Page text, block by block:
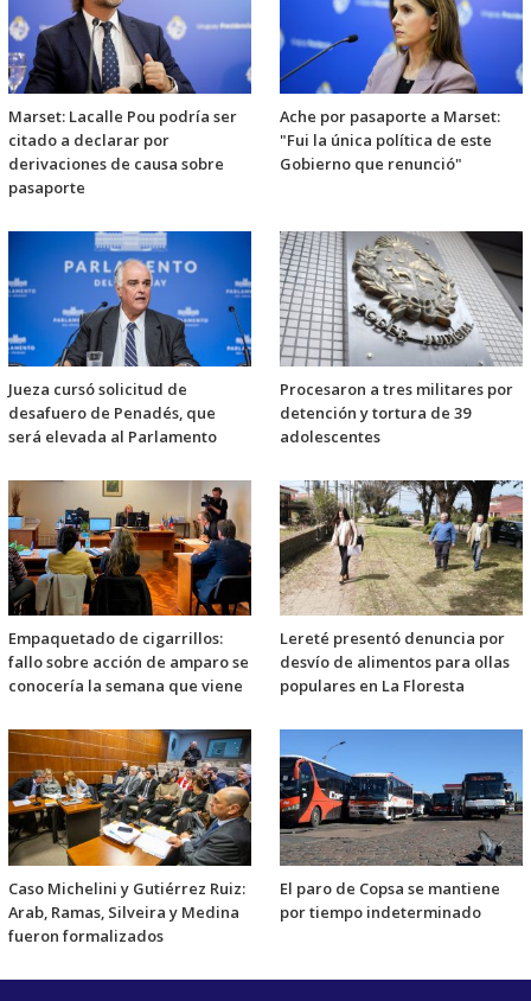
Marset: Lacalle Pou podría ser
citado a declarar por
derivaciones de causa sobre
pasaporte
Ache por pasaporte a Marset:
"Fui la única política de este
Gobierno que renunció"
Jueza cursó solicitud de
desafuero de Penadés, que
será elevada al Parlamento
Procesaron a tres militares por
detención y tortura de 39
adolescentes
Empaquetado de cigarrillos:
fallo sobre acción de amparo se
conocería la semana que viene
Lereté presentó denuncia por
desvío de alimentos para ollas
populares en La Floresta
Caso Michelini y Gutiérrez Ruiz:
Arab, Ramas, Silveira y Medina
fueron formalizados
El paro de Copsa se mantiene
por tiempo indeterminado